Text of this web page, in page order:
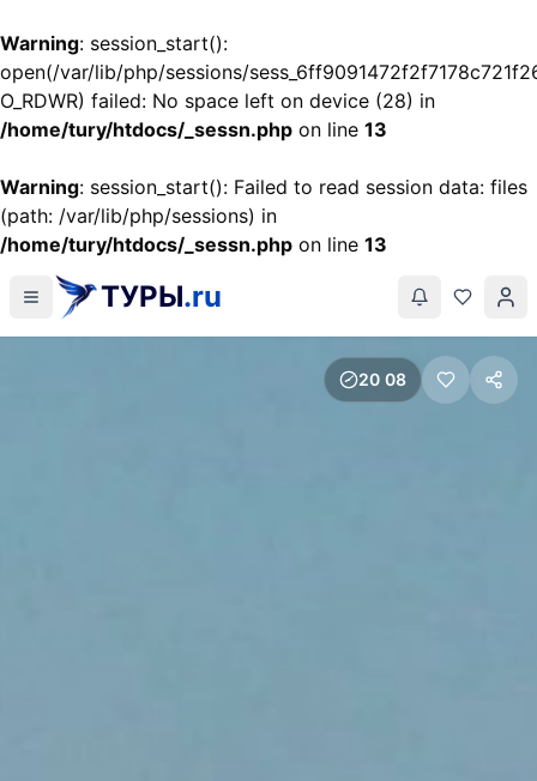
Warning: session_start():
open(/var/lib/php/sessions/
O_RDWR) failed: No space left on device (28) in
/home/tury/htdocs/_sessn.php on line 13
Warning: session_start(): Failed to read session data: files
(path: /var/lib/php/sessions) in
/home/tury/htdocs/_sessn.php on line 13
ТУРЫ.ru
20 08